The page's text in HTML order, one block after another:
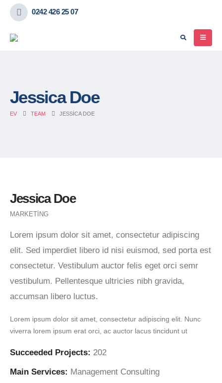
0242 426 25 07
Jessica Doe
EV TEAM JESSICA DOE
Jessica Doe
MARKETING
Lorem ipsum dolor sit amet, consectetur adipiscing
elit. Sed imperdiet libero id nisi euismod, sed porta est
consectetur. Vestibulum auctor felis eget orci semr
vestibulum. Pellentesque ultricies nibh gravida,
accumsan libero luctus.
Lorem ipsum dolor sit amet, consectetur adipiscing elit. Nunc
viverra lorem ipsum erat orci, ac auctor lacus tincidunt ut
Succeeded Projects: 202
Main Services: Management Consulting